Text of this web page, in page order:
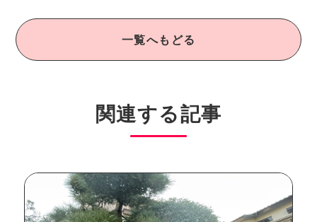
一覧へもどる
関連する記事